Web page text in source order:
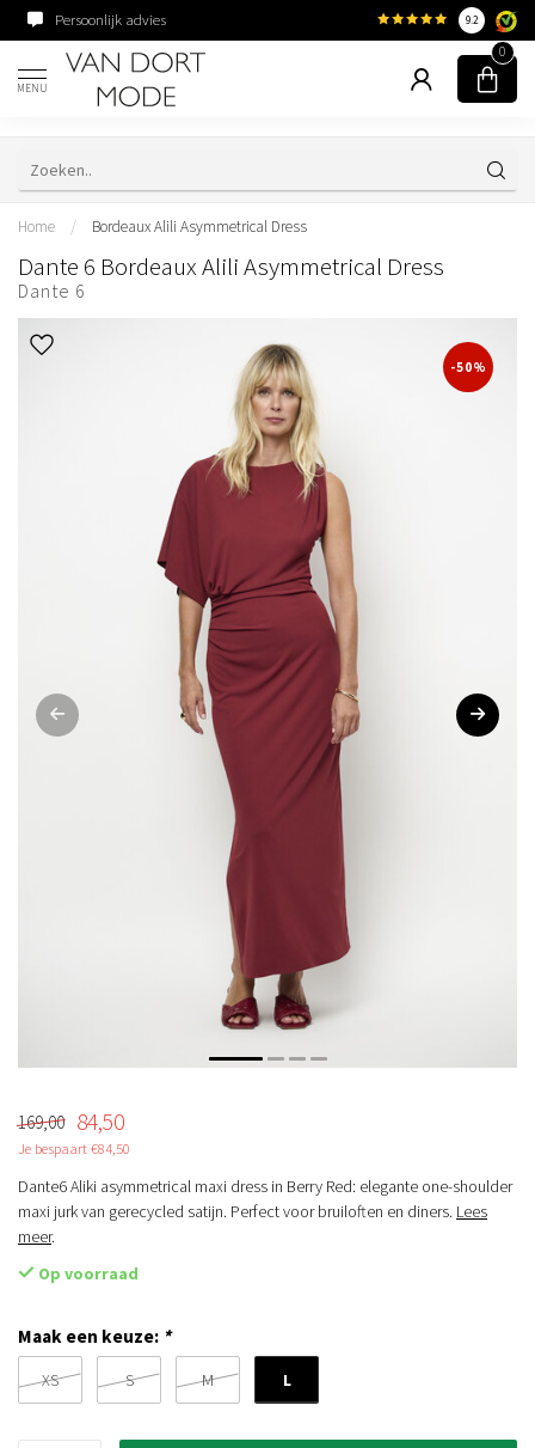
Persoonlijk advies Familiebedrijf sinds
9.2
MENU
0
Home / Bordeaux Alili Asymmetrical Dress
Dante 6 Bordeaux Alili Asymmetrical Dress
Dante 6
-50%
169,00 84,50
Je bespaart €84,50
Dante6 Aliki asymmetrical maxi dress in Berry Red: elegante one-shoulder
maxi jurk van gerecycled satijn. Perfect voor bruiloften en diners. Lees
meer.
Op voorraad
Maak een keuze: *
XS S M L